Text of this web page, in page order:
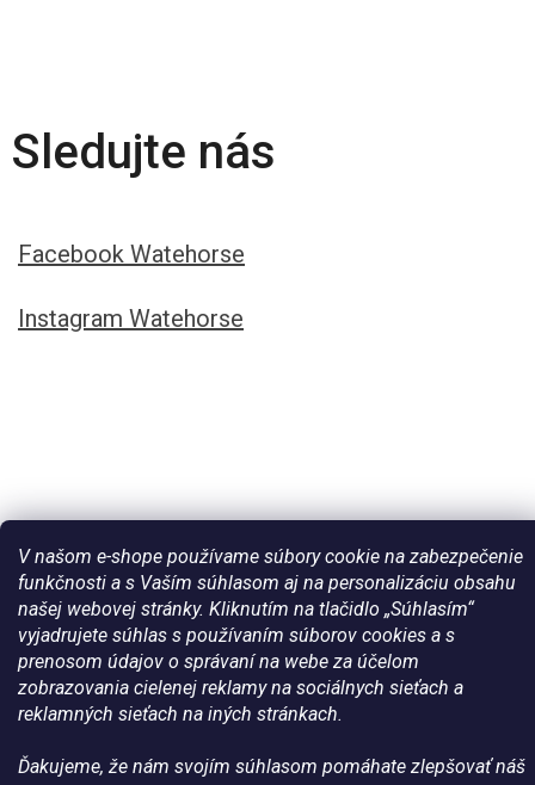
V našom e-shope používame súbory cookie na zabezpečenie
funkčnosti a s Vaším súhlasom aj na personalizáciu obsahu
našej webovej stránky. Kliknutím na tlačidlo „Súhlasím“
vyjadrujete súhlas s používaním súborov cookies a s
prenosom údajov o správaní na webe za účelom
zobrazovania cielenej reklamy na sociálnych sieťach a
reklamných sieťach na iných stránkach.
Ďakujeme, že nám svojím súhlasom pomáhate zlepšovať náš
Sledujte nás
Facebook Watehorse
Instagram Watehorse
Vytvoril Shoptet
Copyright 2026 Všetko pre vaše kone - WateHorse.sk . Všetky
práva vyhradené.